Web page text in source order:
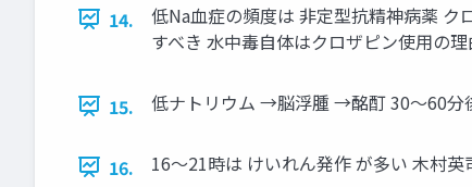
14.
低Na血症の頻度は 非定型抗精神病薬
すべき 水中毒自体はクロザピン使用の
15. 低ナトリウム →脳浮腫 →酩酊 30～60分
16. 16～21時は けいれん発作 が多い 木村